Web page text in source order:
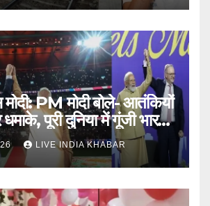
मोदी: PM मोदी बोले- आतंकियों
पूरी दुनिया में गूंजी भारत
LIVE INDIA KHABAR